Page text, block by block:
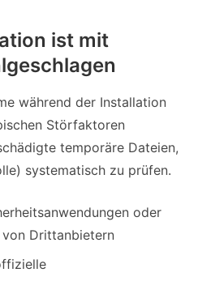
ist mit
während der Installation
Störfaktoren
temporäre Dateien,
systematisch zu prüfen.
oder
Drittanbietern